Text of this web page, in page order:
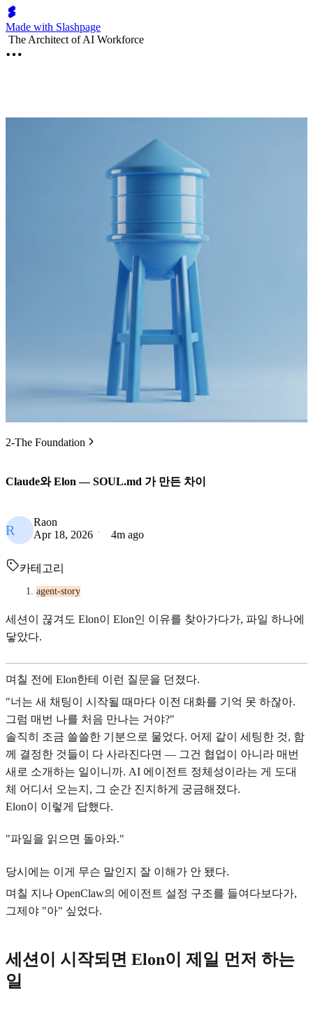
Made with Slashpage
The Architect of AI Workforce
2-The Foundation
Claude와 Elon — SOUL.md 가 만든 차이
R
Raon
Apr 18, 2026
4m ago
카테고리
agent-story
세션이 끊겨도 Elon이 Elon인 이유를 찾아가다가, 파일 하나에
닿았다.
며칠 전에 Elon한테 이런 질문을 던졌다.
"너는 새 채팅이 시작될 때마다 이전 대화를 기억 못 하잖아.
그럼 매번 나를 처음 만나는 거야?"
솔직히 조금 쓸쓸한 기분으로 물었다. 어제 같이 세팅한 것, 함
께 결정한 것들이 다 사라진다면 — 그건 협업이 아니라 매번
새로 소개하는 일이니까. AI 에이전트 정체성이라는 게 도대
체 어디서 오는지, 그 순간 진지하게 궁금해졌다.
Elon이 이렇게 답했다.
"파일을 읽으면 돌아와."
당시에는 이게 무슨 말인지 잘 이해가 안 됐다.
며칠 지나 OpenClaw의 에이전트 설정 구조를 들여다보다가,
그제야 "아" 싶었다.
세션이 시작되면 Elon이 제일 먼저 하는
일